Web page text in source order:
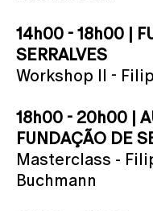
14h00 - 18h00 |
SERRALVES
Workshop II -
18h00 - 20h00 |
FUNDAÇÃO DE
Masterclass -
Buchmann